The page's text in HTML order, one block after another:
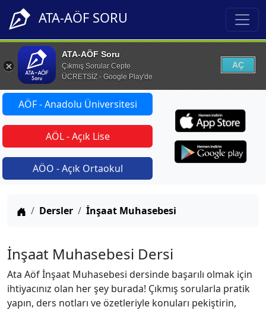
ATA-AÖF SORU
ATA-AÖF Soru
Çıkmış Sorular Cepte
ÜCRETSİZ - Google Play'de
AÇ
AÖF - Anadolu Üniversitesi
AÖL - Açık Lise
AÖO - Açık Ortaokul
Anasayfa
Dersler İnşaat Muhasebesi
İnşaat Muhasebesi Dersi
Ata Aöf İnşaat Muhasebesi dersinde başarılı olmak için
ihtiyacınız olan her şey burada! Çıkmış sorularla pratik
yapın, ders notları ve özetleriyle konuları pekiştirin,